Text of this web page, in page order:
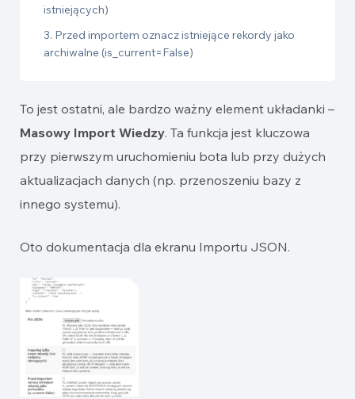
istniejących)
3. Przed importem oznacz istniejące rekordy jako
archiwalne (is_current=False)
To jest ostatni, ale bardzo ważny element układanki –
Masowy Import Wiedzy. Ta funkcja jest kluczowa
przy pierwszym uruchomieniu bota lub przy dużych
aktualizacjach danych (np. przenoszeniu bazy z
innego systemu).
Oto dokumentacja dla ekranu Importu JSON.